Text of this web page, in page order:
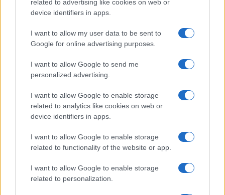
related to advertising like cookies on web or
device identifiers in apps.
I want to allow my user data to be sent to
Google for online advertising purposes.
I want to allow Google to send me
personalized advertising.
I want to allow Google to enable storage
related to analytics like cookies on web or
device identifiers in apps.
I want to allow Google to enable storage
related to functionality of the website or app.
I want to allow Google to enable storage
related to personalization.